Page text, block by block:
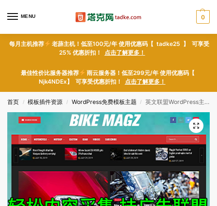
MENU 0
每月主机推荐
老薜主机！低至100元/年 使用优惠码【 tadke25 】 可享受
25% 优惠折扣！ 点击了解更多！
最佳性价比服务器推荐
雨云服务器！低至299元/年 使用优惠码【
Njk4NDEx】 可享受优惠折扣！ 点击了解更多！
首页 / 模板插件资源 / WordPress免费模板主题 / 英文联盟WordPress主题 漂亮的摩托车汽车深色成品整站模板下载